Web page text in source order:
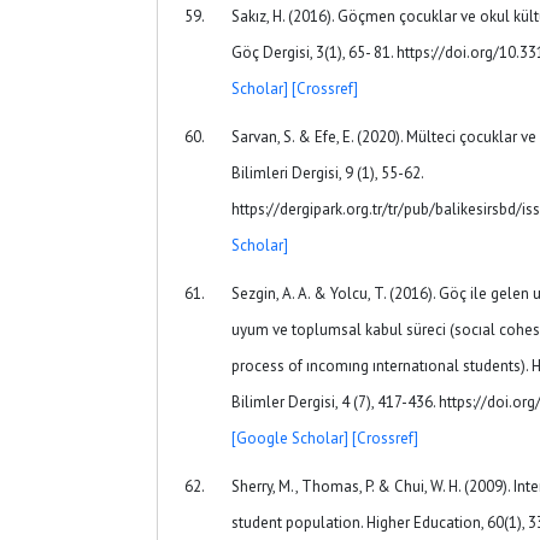
Sakız, H. (2016). Göçmen çocuklar ve okul
Göç Dergisi, 3(1), 65- 81. https://doi.org/
Scholar] [Crossref]
Sarvan, S. & Efe, E. (2020). Mülteci çocuklar ve
Bilimleri Dergisi, 9 (1), 55-62.
https://dergipark.org.tr/tr/pub/balikesirsbd/
Scholar]
Sezgin, A. A. & Yolcu, T. (2016). Göç ile
uyum ve toplumsal kabul süreci (socıal
process of ıncomıng ınternatıonal students).
Bilimler Dergisi, 4 (7), 417-436. https://
[Google Scholar] [Crossref]
Sherry, M., Thomas, P. & Chui, W. H. (2009).
student population. Higher Education, 60(1),